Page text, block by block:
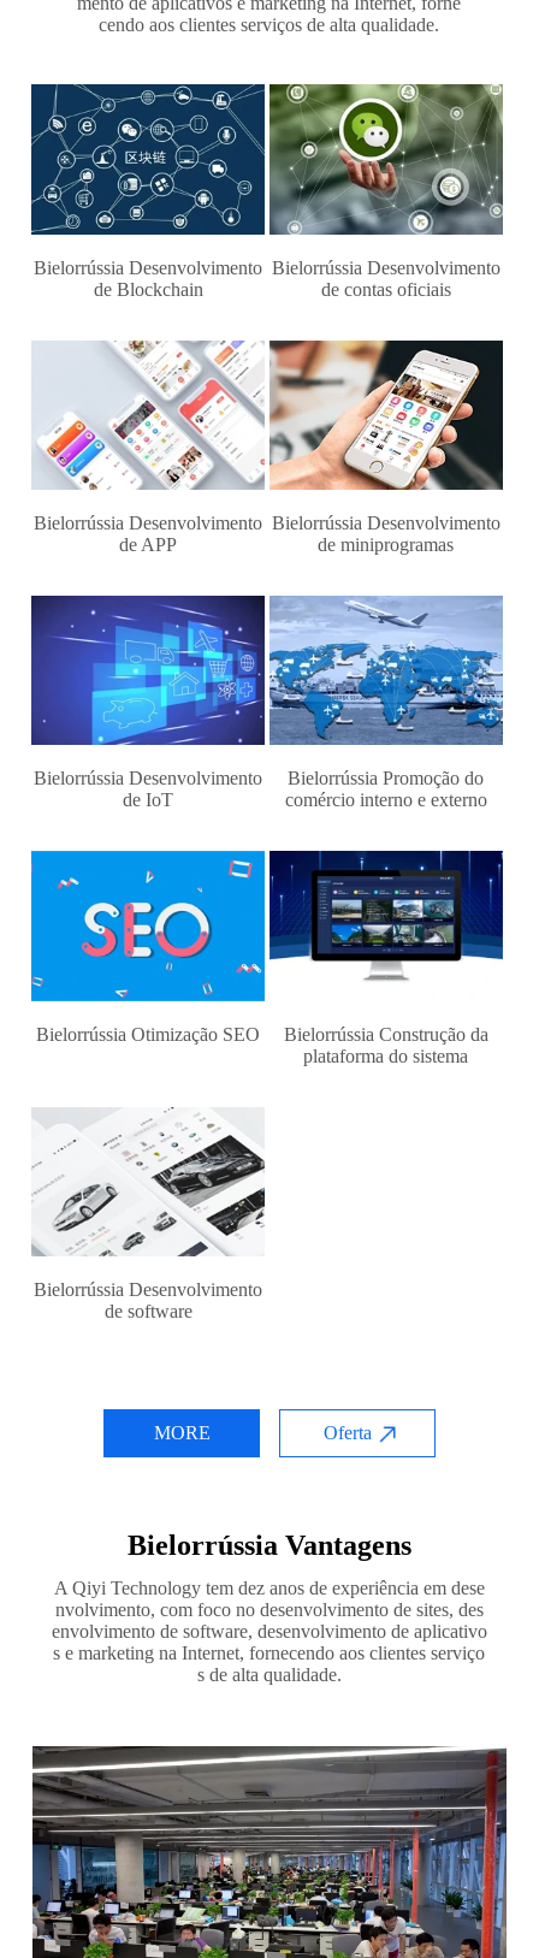
cendo aos clientes serviços de alta qualidade.
Bielorrússia Desenvolvimento
de Blockchain
Bielorrússia Desenvolvimento
de contas oficiais
Bielorrússia Desenvolvimento
de APP
Bielorrússia Desenvolvimento
de miniprogramas
Bielorrússia Desenvolvimento
de IoT
Bielorrússia Promoção do
comércio interno e externo
Bielorrússia Otimização SEO
Bielorrússia Construção da
plataforma do sistema
Bielorrússia Desenvolvimento
de software
MORE Oferta
Bielorrússia Vantagens
A Qiyi Technology tem dez anos de experiência em dese
nvolvimento, com foco no desenvolvimento de sites, des
envolvimento de software, desenvolvimento de aplicativo
s e marketing na Internet, fornecendo aos clientes serviço
s de alta qualidade.